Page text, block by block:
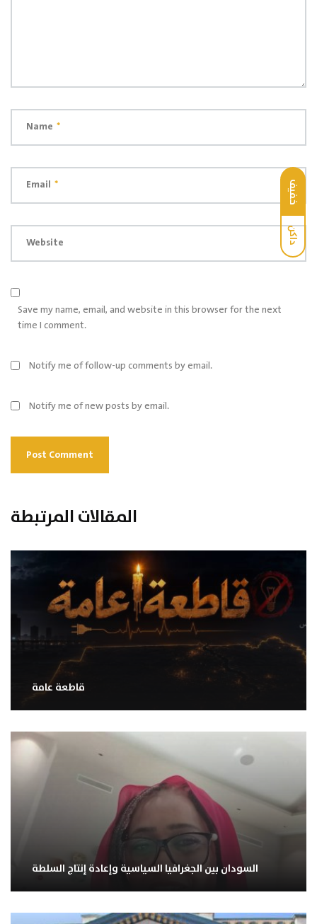
خفيف
داكن
Name *
Email *
Website
Save my name, email, and website in this browser for the next
time I comment.
Notify me of follow-up comments by email.
Notify me of new posts by email.
المقالات المرتبطة
قاطعة عامة
السودان بين الجغرافيا السياسية وإعادة إنتاج السلطة